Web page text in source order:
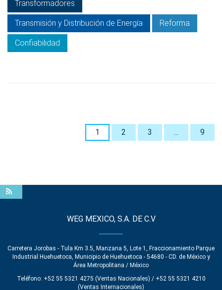
Transformadores
Transmisión y Distribución de Energía Reforma
Confiabilidad
1 2 3 ... 9
WEG MEXICO, S.A. DE C.V
Carretera Jorobas - Tula Km 3.5, Manzana 5, Lote 1, Fraccionamiento Parque
Industrial Huehuetoca, Municipio de Huehuetoca - 54680 - CD. de México y
Área Metropolitana / México
Teléfono: +52 55 5321 4275 (Ventas Nacionales) / +52 55 5321 4210
(Ventas Internacionales)